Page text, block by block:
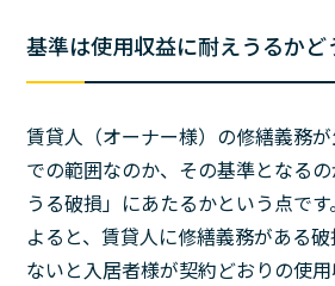
基準は使用収益に耐えうるかど
賃貸人（オーナー様）の修繕義務
での範囲なのか、その基準となる
うる破損」にあたるかという点で
よると、賃貸人に修繕義務がある
ないと入居者様が契約どおりの使